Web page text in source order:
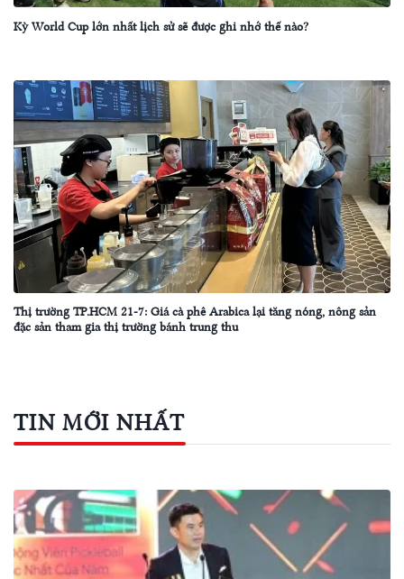
Kỳ World Cup lớn nhất lịch sử sẽ được ghi nhớ thế nào?
Thị trường TP.HCM 21-7: Giá cà phê Arabica lại tăng nóng, nông sản
đặc sản tham gia thị trường bánh trung thu
TIN MỚI NHẤT